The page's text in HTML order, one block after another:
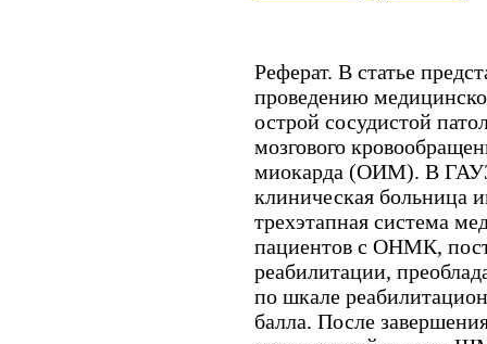
Реферат. В статье
проведению
острой сосудистой
мозгового
миокарда (ОИМ). В ГАУЗ
клиническая больница
трехэтапная система
пациентов с ОНМК,
реабилитации,
по шкале
балла. После